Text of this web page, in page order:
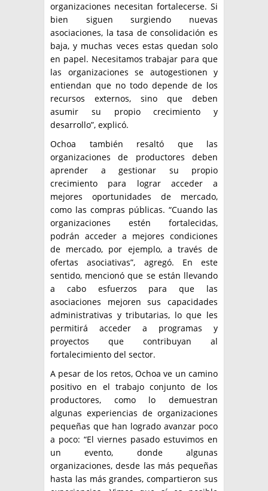
organizaciones necesitan fortalecerse. Si
bien siguen surgiendo nuevas
asociaciones, la tasa de consolidación es
baja, y muchas veces estas quedan solo
en papel. Necesitamos trabajar para que
las organizaciones se autogestionen y
entiendan que no todo depende de los
recursos externos, sino que deben
asumir su propio crecimiento y
desarrollo”, explicó.
Ochoa también resaltó que las
organizaciones de productores deben
aprender a gestionar su propio
crecimiento para lograr acceder a
mejores oportunidades de mercado,
como las compras públicas. “Cuando las
organizaciones estén fortalecidas,
podrán acceder a mejores condiciones
de mercado, por ejemplo, a través de
ofertas asociativas”, agregó. En este
sentido, mencionó que se están llevando
a cabo esfuerzos para que las
asociaciones mejoren sus capacidades
administrativas y tributarias, lo que les
permitirá acceder a programas y
proyectos que contribuyan al
fortalecimiento del sector.
A pesar de los retos, Ochoa ve un camino
positivo en el trabajo conjunto de los
productores, como lo demuestran
algunas experiencias de organizaciones
pequeñas que han logrado avanzar poco
a poco: “El viernes pasado estuvimos en
un evento, donde algunas
organizaciones, desde las más pequeñas
hasta las más grandes, compartieron sus